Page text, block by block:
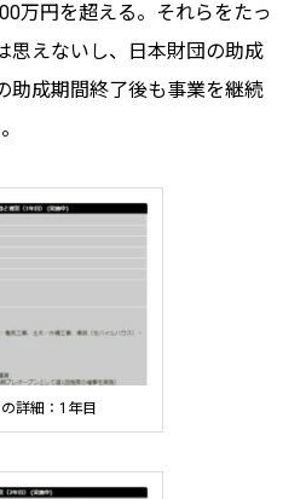
万円を超える。それらをたっ
思えないし、日本財団の助成
助成期間終了後も事業を継続
詳細：1年目